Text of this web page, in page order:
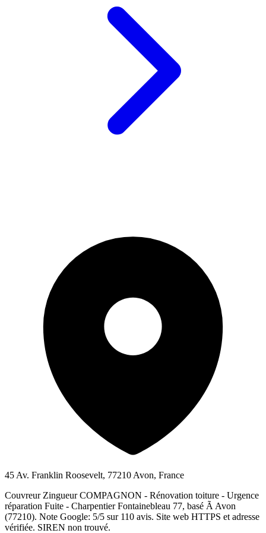
45 Av. Franklin Roosevelt, 77210 Avon, France
Couvreur Zingueur COMPAGNON - Rénovation toiture - Urgence
réparation Fuite - Charpentier Fontainebleau 77, basé Ã Avon
(77210). Note Google: 5/5 sur 110 avis. Site web HTTPS et adresse
vérifiée. SIREN non trouvé.